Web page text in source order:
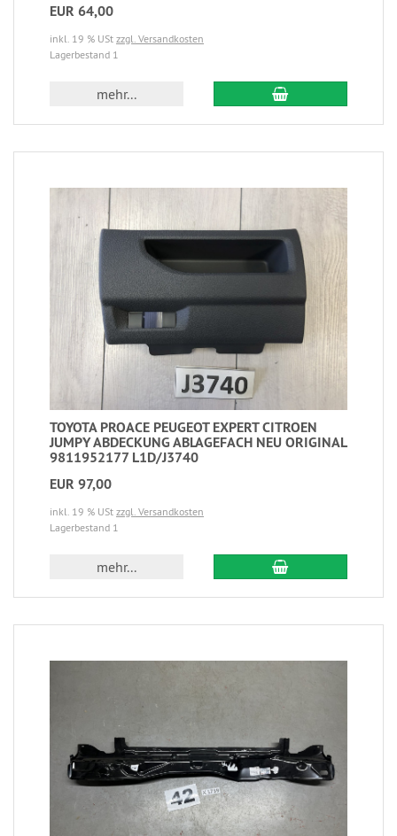
EUR 64,00
inkl. 19 % USt zzgl. Versandkosten
Lagerbestand 1
mehr...
TOYOTA PROACE PEUGEOT EXPERT CITROEN
JUMPY ABDECKUNG ABLAGEFACH NEU ORIGINAL
9811952177 L1D/J3740
EUR 97,00
inkl. 19 % USt zzgl. Versandkosten
Lagerbestand 1
mehr...